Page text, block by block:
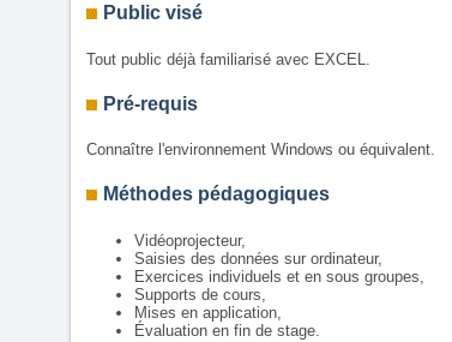
Public visé
Tout public déjà familiarisé avec EXCEL.
Pré-requis
Connaître l'environnement Windows ou équivalent.
Méthodes pédagogiques
Vidéoprojecteur,
Saisies des données sur ordinateur,
Exercices individuels et en sous groupes,
Supports de cours,
Mises en application,
Évaluation en fin de stage.